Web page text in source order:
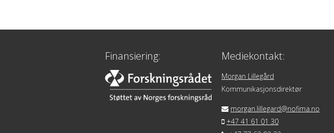
Finansiering: Mediekontakt:
Morgan Lillegård
Kommunikasjonsdirektør
morgan.lillegard@nofima.no
+47 41 61 01 30